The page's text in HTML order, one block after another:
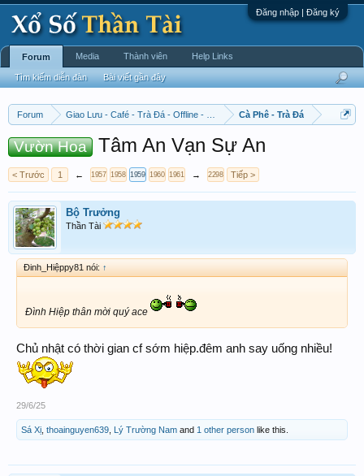
Đăng nhập | Đăng ký
Forum Giao Lưu - Café - Trà Đá - Offline - Tỉnh Tò Hihi!Cà Phê - Trà Đá
Vườn Hoa Tâm An Vạn Sự An
< Trước 1 ← 1957 1958 1959 1960 1961 → 2298 Tiếp >
Bộ Trưởng
Thần Tài
Đinh_Hiệppy81 nói: ↑
Đình Hiệp thân mời quý ace
Chủ nhật có thời gian cf sớm hiệp.đêm anh say uống nhiều!
29/6/25
Sá Xị thoainguyen639 Lý Trường Nam and 1 other person like this.
Forum
Tìm kiếm diễn đàn Bài viết gần đây
Media Thành viên Help Links